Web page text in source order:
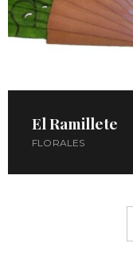
El Ramillete
FLORALES